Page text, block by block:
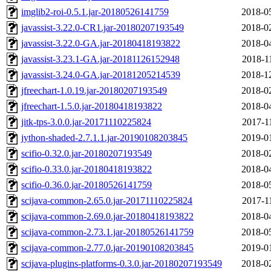
imglib2-roi-0.5.1.jar-20180526141759
2018-
javassist-3.22.0-CR1.jar-20180207193549
2018-
javassist-3.22.0-GA.jar-20180418193822
2018-
javassist-3.23.1-GA.jar-20181126152948
2018-
javassist-3.24.0-GA.jar-20181205214539
2018-
jfreechart-1.0.19.jar-20180207193549
2018-
jfreechart-1.5.0.jar-20180418193822
2018-
jitk-tps-3.0.0.jar-20171110225824
2017-
jython-shaded-2.7.1.1.jar-20190108203845
2019-
scifio-0.32.0.jar-20180207193549
2018-
scifio-0.33.0.jar-20180418193822
2018-
scifio-0.36.0.jar-20180526141759
2018-
scijava-common-2.65.0.jar-20171110225824
2017-
scijava-common-2.69.0.jar-20180418193822
2018-
scijava-common-2.73.1.jar-20180526141759
2018-
scijava-common-2.77.0.jar-20190108203845
2019-
scijava-plugins-platforms-0.3.0.jar-20180207193549
2018-